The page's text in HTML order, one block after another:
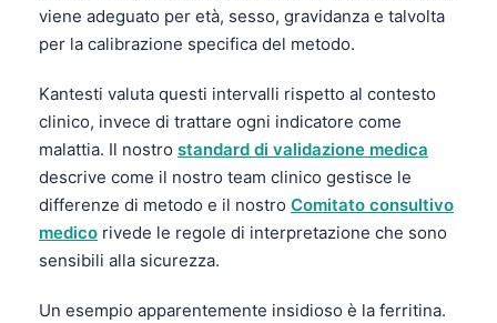
viene adeguato per età, sesso, gravidanza e talvolta
per la calibrazione specifica del metodo.
Kantesti valuta questi intervalli rispetto al contesto
clinico, invece di trattare ogni indicatore come
malattia. Il nostro standard di validazione medica
descrive come il nostro team clinico gestisce le
differenze di metodo e il nostro Comitato consultivo
medico rivede le regole di interpretazione che sono
sensibili alla sicurezza.
Un esempio apparentemente insidioso è la ferritina.
ગુજરાતી
ಕನ್ನಡ
മലയാളം
Bahasa Melayu
Tiếng Việt
Tagalog
ไทย
ဗမာစာ
ភាសាខ្មែរ